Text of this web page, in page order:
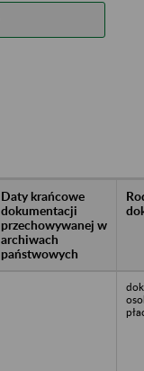
Daty krańcowe
dokumentacji
przechowywanej w
archiwach
państwowych